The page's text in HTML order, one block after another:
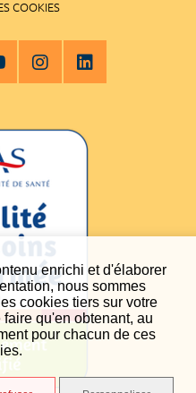
enrichi et d'élaborer
nous sommes
cookies tiers sur votre
qu'en obtenant, au
pour chacun de ces
COOKIES